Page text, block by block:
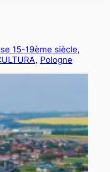
15-19ème siècle
, Pologne